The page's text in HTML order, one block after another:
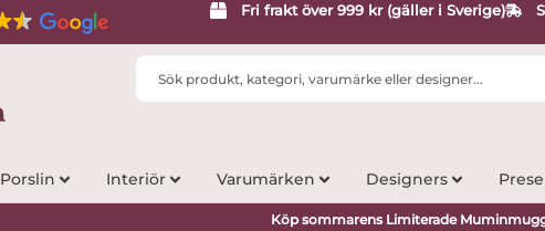
Fri frakt över 999 kr (gäller i Sverige)
Search
Porslin Interiör Varumärken Designers
Köp sommarens Limiterade